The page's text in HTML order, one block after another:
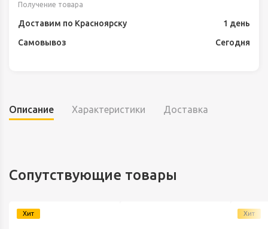
Получение товара
Доставим по Красноярску
1 день
Самовывоз
Сегодня
Описание Характеристики Доставка
Сопутствующие товары
Хит Хит